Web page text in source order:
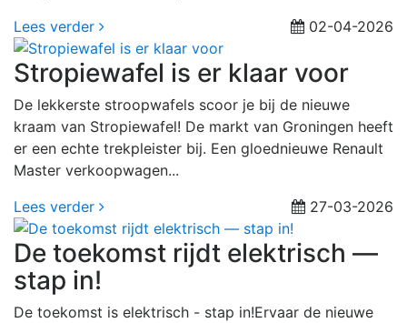
Lees verder
02-04-2026
Stropiewafel is er klaar voor
De lekkerste stroopwafels scoor je bij de nieuwe
kraam van Stropiewafel! De markt van Groningen heeft
er een echte trekpleister bij. Een gloednieuwe Renault
Master verkoopwagen...
Lees verder
27-03-2026
De toekomst rijdt elektrisch —
stap in!
De toekomst is elektrisch - stap in!Ervaar de nieuwe